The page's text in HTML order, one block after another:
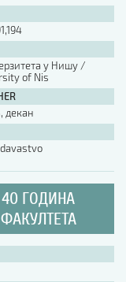
у Нишу /
of Nis
декан
ГОДИНА